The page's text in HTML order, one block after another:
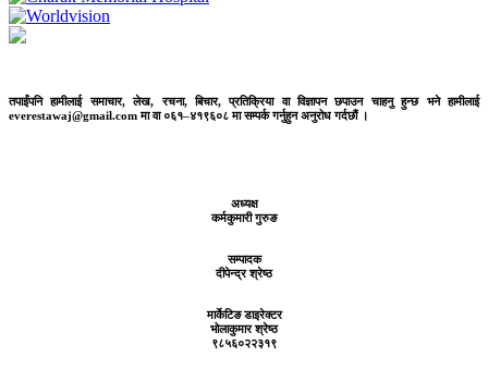
तपाईंपनि हामीलाई समाचार, लेख, रचना, बिचार, प्रतिक्रिया वा विज्ञापन छपाउन चाहनु हुन्छ भने हामीलाई
everestawaj@gmail.com मा वा ०६१–४१९६०८ मा सम्पर्क गर्नुहुन अनुरोध गर्दछौं ।
अध्यक्ष
कर्मकुमारी गुरुङ
सम्पादक
दीपेन्द्र श्रेष्ठ
मार्केटिङ डाइरेक्टर
भोलाकुमार श्रेष्ठ
९८५६०२२३१९